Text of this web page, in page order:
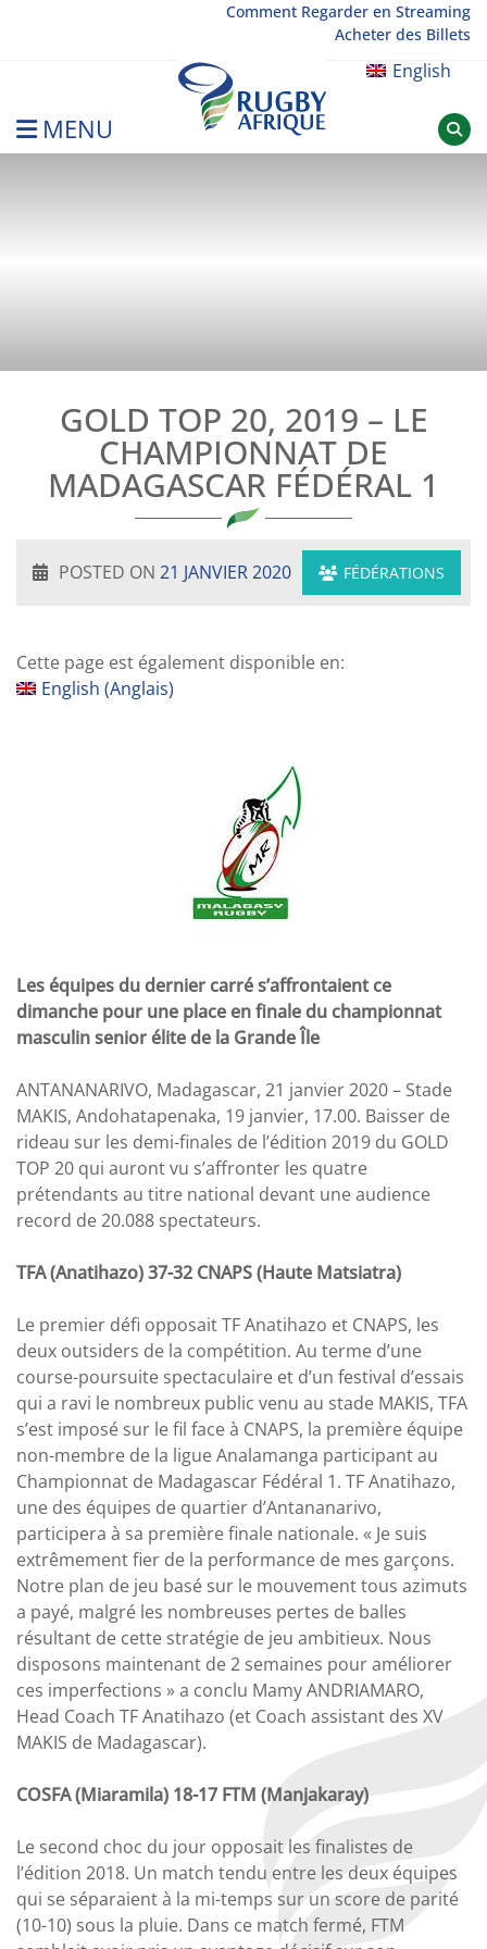
Comment Regarder en Streaming
Acheter des Billets
English
MENU
GOLD TOP 20, 2019 – LE
CHAMPIONNAT DE
MADAGASCAR FÉDÉRAL 1
POSTED ON 21 JANVIER 2020 FÉDÉRATIONS
Cette page est également disponible en:
English (Anglais)
Les équipes du dernier carré s’affrontaient ce
dimanche pour une place en finale du championnat
masculin senior élite de la Grande Île
ANTANANARIVO, Madagascar, 21 janvier 2020 – Stade
MAKIS, Andohatapenaka, 19 janvier, 17.00. Baisser de
rideau sur les demi-finales de l’édition 2019 du GOLD
TOP 20 qui auront vu s’affronter les quatre
prétendants au titre national devant une audience
record de 20.088 spectateurs.
TFA (Anatihazo) 37-32 CNAPS (Haute Matsiatra)
Le premier défi opposait TF Anatihazo et CNAPS, les
deux outsiders de la compétition. Au terme d’une
course-poursuite spectaculaire et d’un festival d’essais
qui a ravi le nombreux public venu au stade MAKIS, TFA
s’est imposé sur le fil face à CNAPS, la première équipe
non-membre de la ligue Analamanga participant au
Championnat de Madagascar Fédéral 1. TF Anatihazo,
une des équipes de quartier d’Antananarivo,
participera à sa première finale nationale. « Je suis
extrêmement fier de la performance de mes garçons.
Notre plan de jeu basé sur le mouvement tous azimuts
a payé, malgré les nombreuses pertes de balles
résultant de cette stratégie de jeu ambitieux. Nous
disposons maintenant de 2 semaines pour améliorer
ces imperfections » a conclu Mamy ANDRIAMARO,
Head Coach TF Anatihazo (et Coach assistant des XV
MAKIS de Madagascar).
COSFA (Miaramila) 18-17 FTM (Manjakaray)
Le second choc du jour opposait les finalistes de
l’édition 2018. Un match tendu entre les deux équipes
qui se séparaient à la mi-temps sur un score de parité
(10-10) sous la pluie. Dans ce match fermé, FTM